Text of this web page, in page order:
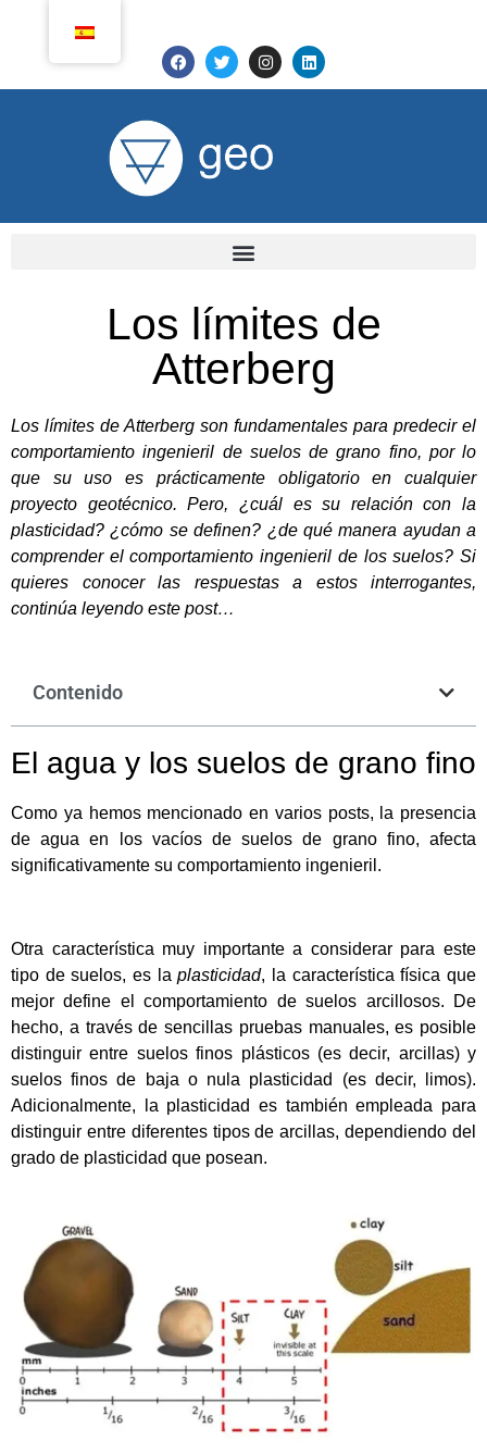
Los límites de
Atterberg
Los límites de Atterberg son fundamentales para predecir el
comportamiento ingenieril de suelos de grano fino, por lo
que su uso es prácticamente obligatorio en cualquier
proyecto geotécnico. Pero, ¿cuál es su relación con la
plasticidad? ¿cómo se definen? ¿de qué manera ayudan a
comprender el comportamiento ingenieril de los suelos? Si
quieres conocer las respuestas a estos interrogantes,
continúa leyendo este post…
Contenido
El agua y los suelos de grano fino
Como ya hemos mencionado en varios posts, la presencia
de agua en los vacíos de suelos de grano fino, afecta
significativamente su comportamiento ingenieril.
Otra característica muy importante a considerar para este
tipo de suelos, es laplasticidad, la característica física que
mejor define el comportamiento de suelos arcillosos. De
hecho, a través de sencillas pruebas manuales, es posible
distinguir entre suelos finos plásticos (es decir, arcillas) y
suelos finos de baja o nula plasticidad (es decir, limos).
Adicionalmente, la plasticidad es también empleada para
distinguir entre diferentes tipos de arcillas, dependiendo del
grado de plasticidad que posean.